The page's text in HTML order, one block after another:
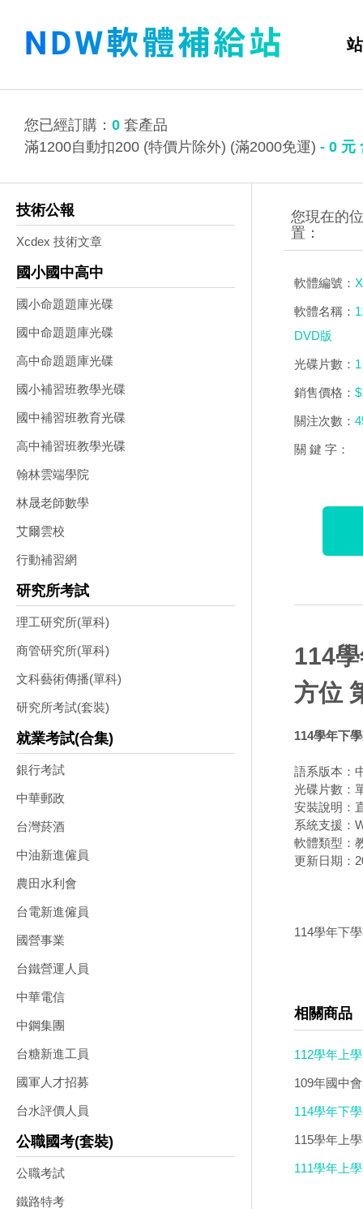
您已經訂購： 0 套產品
滿1200自動扣200 (特價片除外) (滿2000免運) - 0 元
技術公報
Xcdex 技術文章
國小國中高中
國小命題題庫光碟
國中命題題庫光碟
高中命題題庫光碟
國小補習班教學光碟
國中補習班教育光碟
高中補習班教學光碟
翰林雲端學院
林晟老師數學
艾爾雲校
行動補習網
研究所考試
理工研究所(單科)
商管研究所(單科)
文科藝術傳播(單科)
研究所考試(套裝)
就業考試(合集)
銀行考試
中華郵政
台灣菸酒
中油新進僱員
農田水利會
台電新進僱員
國營事業
台鐵營運人員
中華電信
中鋼集團
台糖新進工員
國軍人才招募
台水評價人員
公職國考(套裝)
公職考試
鐵路特考
軟體編號：
軟體名稱：
DVD版
光碟片數： 1
銷售價格：
關注次數：
關 鍵 字：
114
方位
114學年下
語系版本：
光碟片數：
安裝說明：
系統支援：
軟體類型：
更新日期：
114學年下
相關商品
112學年上
109年國中
元
114學年下
115學年上
111學年上